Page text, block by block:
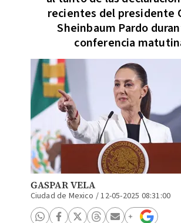
recientes del presidente
Sheinbaum Pardo
conferencia
GASPAR VELA
Ciudad de Mexico /12-05-2025 08:31:00